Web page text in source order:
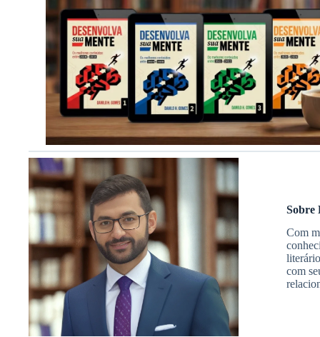
Sobre
Com
com